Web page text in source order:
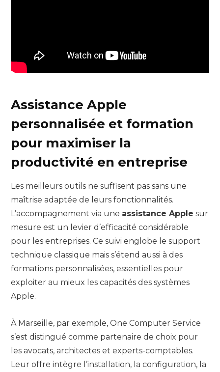
Assistance Apple
personnalisée et formation
pour maximiser la
productivité en entreprise
Les meilleurs outils ne suffisent pas sans une
maîtrise adaptée de leurs fonctionnalités.
L’accompagnement via une assistance Apple sur
mesure est un levier d’efficacité considérable
pour les entreprises. Ce suivi englobe le support
technique classique mais s’étend aussi à des
formations personnalisées, essentielles pour
exploiter au mieux les capacités des systèmes
Apple.
À Marseille, par exemple, One Computer Service
s’est distingué comme partenaire de choix pour
les avocats, architectes et experts-comptables.
Leur offre intègre l’installation, la configuration, la